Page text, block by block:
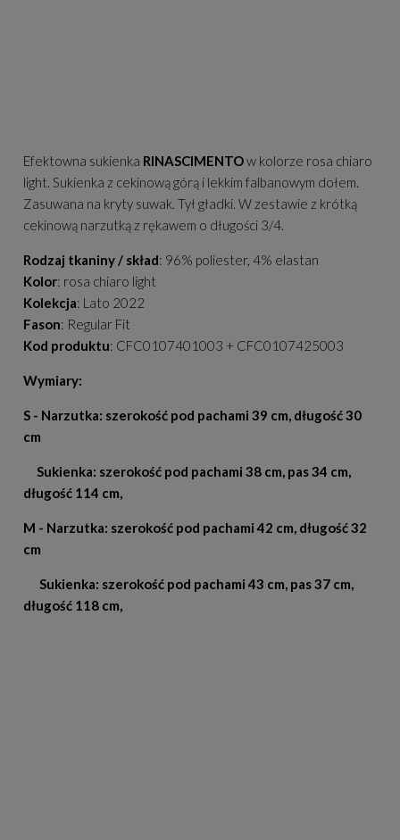
Efektowna sukienka RINASCIMENTOw kolorze rosa chiaro
light. Sukienka z cekinową górą i lekkim falbanowym dołem.
Zasuwana na kryty suwak. Tył gładki. W zestawie z krótką
cekinową narzutką z rękawem o długości 3/4.
Rodzaj tkaniny / skład: 96% poliester, 4% elastan
Kolor: rosa chiaro light
Kolekcja: Lato 2022
Fason: Regular Fit
Kod produktu: CFC0107401003 + CFC0107425003
Wymiary:
S - Narzutka: szerokość pod pachami 39 cm, długość 30
cm
Sukienka: szerokość pod pachami 38 cm, pas 34 cm,
długość 114 cm,
M - Narzutka: szerokość pod pachami 42 cm, długość 32
cm
Sukienka: szerokość pod pachami 43 cm, pas 37 cm,
długość 118 cm,